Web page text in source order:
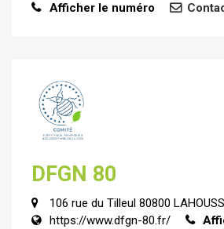
Afficher le numéro
DFGN 80
106 rue du Tilleul 80800
https://www.dfgn-80.fr/